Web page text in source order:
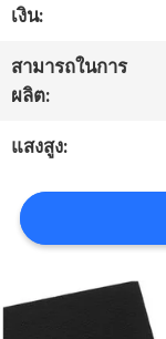
ติดต่อ
เรา
ขอ
ใบ
ราคา
เงิน:
สามารถในการ
ผลิต:
แสงสูง: